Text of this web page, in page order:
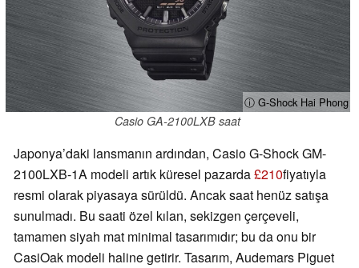
ⓘ G-Shock Hai Phong
Casio GA-2100LXB saat
Japonya’daki lansmanın ardından, Casio G-Shock GM-
2100LXB-1A modeli artık küresel pazarda£210fiyatıyla
resmi olarak piyasaya sürüldü. Ancak saat henüz satışa
sunulmadı. Bu saati özel kılan, sekizgen çerçeveli,
tamamen siyah mat minimal tasarımıdır; bu da onu bir
CasiOak modeli haline getirir. Tasarım, Audemars Piguet